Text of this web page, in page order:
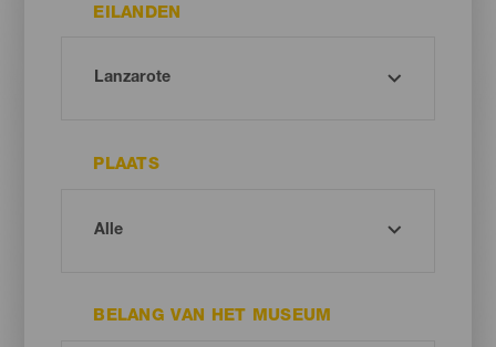
EILANDEN
PLAATS
BELANG VAN HET MUSEUM